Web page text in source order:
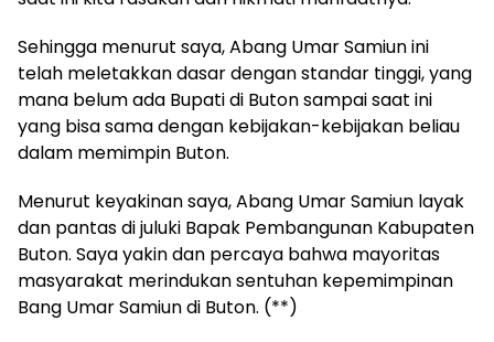
Sehingga menurut saya, Abang Umar Samiun ini
telah meletakkan dasar dengan standar tinggi, yang
mana belum ada Bupati di Buton sampai saat ini
yang bisa sama dengan kebijakan-kebijakan beliau
dalam memimpin Buton.
Menurut keyakinan saya, Abang Umar Samiun layak
dan pantas di juluki Bapak Pembangunan Kabupaten
Buton. Saya yakin dan percaya bahwa mayoritas
masyarakat merindukan sentuhan kepemimpinan
Bang Umar Samiun di Buton. (**)